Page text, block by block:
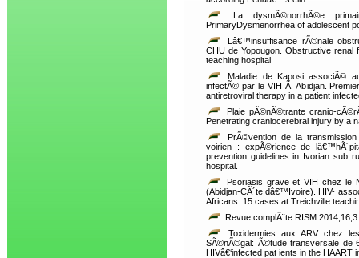
La dysmÃ©norrhÃ©e
PrimaryDysmenorrhea of adolescent
Lâ€™insuffisance rÃ©nale
CHU de Yopougon. Obstructive renal
teaching hospital
Maladie de Kaposi associÃ©
infectÃ© par le VIH Ã Abidjan.
antiretroviral therapy in a patient
Plaie pÃ©nÃ©trante cranio-
Penetrating craniocerebral injury by a
PrÃ©vention de la
voirien : expÃ©rience de
prevention guidelines in Ivorian sub
hospital.
Psoriasis grave et VIH chez le
(Abidjan-CÃ´te dâ€™Ivoire). HIV-
Africans: 15 cases at Treichville
Revue complÃ¨te RISM 2014;16,3
Toxidermies aux ARV chez
SÃ©nÃ©gal: Ã©tude transversale de
HIVâ€‘infected pat ients in the